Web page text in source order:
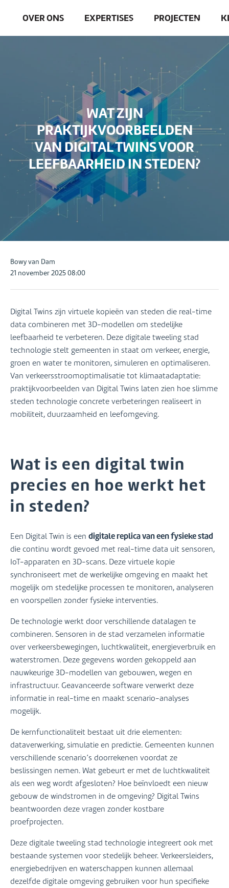
OVER ONS EXPERTISES PROJECTEN
WAT ZIJN
PRAKTIJKVOORBEELDEN
VAN DIGITAL TWINS VOOR
LEEFBAARHEID IN STEDEN?
Posted
by:
Bowy van Dam
21 november 2025 08:00
Digital Twins zijn virtuele kopieën van steden die real-time
data combineren met 3D-modellen om stedelijke
leefbaarheid te verbeteren. Deze digitale tweeling stad
technologie stelt gemeenten in staat om verkeer, energie,
groen en water te monitoren, simuleren en optimaliseren.
Van verkeersstroomoptimalisatie tot klimaatadaptatie:
praktijkvoorbeelden van Digital Twins laten zien hoe slimme
steden technologie concrete verbeteringen realiseert in
mobiliteit, duurzaamheid en leefomgeving.
Wat is een digital twin
precies en hoe werkt het
in steden?
Een Digital Twin is een digitale replica van een fysieke stad
die continu wordt gevoed met real-time data uit sensoren,
IoT-apparaten en 3D-scans. Deze virtuele kopie
synchroniseert met de werkelijke omgeving en maakt het
mogelijk om stedelijke processen te monitoren, analyseren
en voorspellen zonder fysieke interventies.
De technologie werkt door verschillende datalagen te
combineren. Sensoren in de stad verzamelen informatie
over verkeersbewegingen, luchtkwaliteit, energieverbruik en
waterstromen. Deze gegevens worden gekoppeld aan
nauwkeurige 3D-modellen van gebouwen, wegen en
infrastructuur. Geavanceerde software verwerkt deze
informatie in real-time en maakt scenario-analyses
mogelijk.
De kernfunctionaliteit bestaat uit drie elementen:
dataverwerking, simulatie en predictie. Gemeenten kunnen
verschillende scenario’s doorrekenen voordat ze
beslissingen nemen. Wat gebeurt er met de luchtkwaliteit
als een weg wordt afgesloten? Hoe beïnvloedt een nieuw
gebouw de windstromen in de omgeving? Digital Twins
beantwoorden deze vragen zonder kostbare
proefprojecten.
Deze digitale tweeling stad technologie integreert ook met
bestaande systemen voor stedelijk beheer. Verkeersleiders,
energiebedrijven en waterschappen kunnen allemaal
dezelfde digitale omgeving gebruiken voor hun specifieke